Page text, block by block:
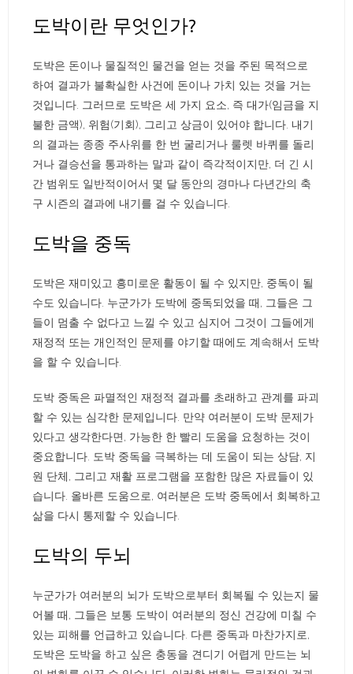
도박이란 무엇인가?
도박은 돈이나 물질적인 물건을 얻는 것을 주된 목적으로
하여 결과가 불확실한 사건에 돈이나 가치 있는 것을 거는
것입니다. 그러므로 도박은 세 가지 요소, 즉 대가(임금을 지
불한 금액), 위험(기회), 그리고 상금이 있어야 합니다. 내기
의 결과는 종종 주사위를 한 번 굴리거나 룰렛 바퀴를 돌리
거나 결승선을 통과하는 말과 같이 즉각적이지만, 더 긴 시
간 범위도 일반적이어서 몇 달 동안의 경마나 다년간의 축
구 시즌의 결과에 내기를 걸 수 있습니다.
도박을 중독
도박은 재미있고 흥미로운 활동이 될 수 있지만, 중독이 될
수도 있습니다. 누군가가 도박에 중독되었을 때, 그들은 그
들이 멈출 수 없다고 느낄 수 있고 심지어 그것이 그들에게
재정적 또는 개인적인 문제를 야기할 때에도 계속해서 도박
을 할 수 있습니다.
도박 중독은 파멸적인 재정적 결과를 초래하고 관계를 파괴
할 수 있는 심각한 문제입니다. 만약 여러분이 도박 문제가
있다고 생각한다면, 가능한 한 빨리 도움을 요청하는 것이
중요합니다. 도박 중독을 극복하는 데 도움이 되는 상담, 지
원 단체, 그리고 재활 프로그램을 포함한 많은 자료들이 있
습니다. 올바른 도움으로, 여러분은 도박 중독에서 회복하고
삶을 다시 통제할 수 있습니다.
도박의 두뇌
누군가가 여러분의 뇌가 도박으로부터 회복될 수 있는지 물
어볼 때, 그들은 보통 도박이 여러분의 정신 건강에 미칠 수
있는 피해를 언급하고 있습니다. 다른 중독과 마찬가지로,
도박은 도박을 하고 싶은 충동을 견디기 어렵게 만드는 뇌